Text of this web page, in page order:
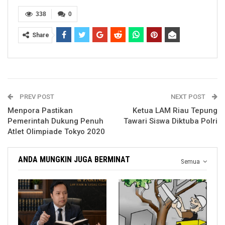
0
338
Share
PREV POST
Menpora Pastikan
Pemerintah Dukung Penuh
Atlet Olimpiade Tokyo 2020
NEXT POST
Ketua LAM Riau Tepung
Tawari Siswa Diktuba Polri
Semua
ANDA MUNGKIN JUGA BERMINAT